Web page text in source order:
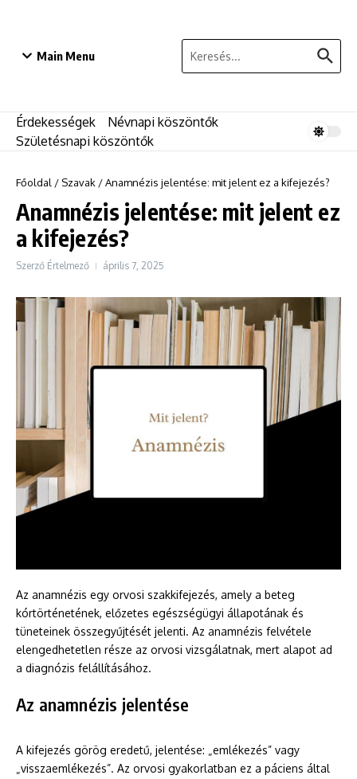
Main Menu
Keresés:
Érdekességek
Névnapi köszöntők
Születésnapi köszöntők
Főoldal / Szavak /Anamnézis jelentése: mit jelent ez a kifejezés?
Anamnézis jelentése: mit jelent ez
a kifejezés?
Szerző Értelmező április 7, 2025
Az anamnézis egy orvosi szakkifejezés, amely a beteg
kórtörténetének, előzetes egészségügyi állapotának és
tüneteinek összegyűjtését jelenti. Az anamnézis felvétele
elengedhetetlen része az orvosi vizsgálatnak, mert alapot ad
a diagnózis felállításához.
Az anamnézis jelentése
A kifejezés görög eredetű, jelentése: „emlékezés” vagy
„visszaemlékezés”. Az orvosi gyakorlatban ez a páciens által